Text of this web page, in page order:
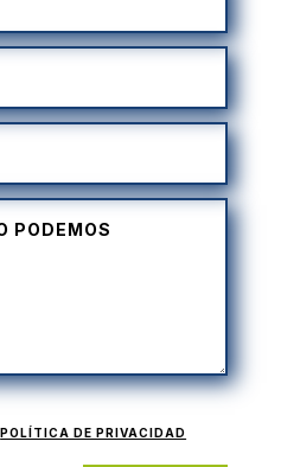
POLÍTICA DE PRIVACIDAD